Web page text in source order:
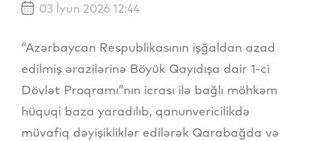
03 İyun 2026 12:44
“Azərbaycan Respublikasının işğaldan azad
edilmiş ərazilərinə Böyük Qayıdışa dair 1-ci
Dövlət Proqramı”nın icrası ilə bağlı möhkəm
hüquqi baza yaradılıb, qanunvericilikdə
müvafiq dəyişikliklər edilərək Qarabağda və